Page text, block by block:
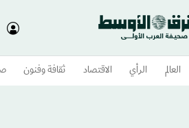
العالم الرأي الاقتصاد ثقافة وفنون